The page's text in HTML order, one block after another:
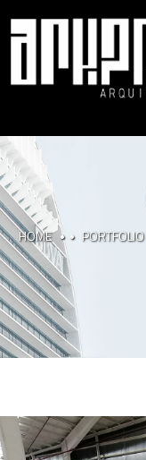
HOME PORTFOLIO